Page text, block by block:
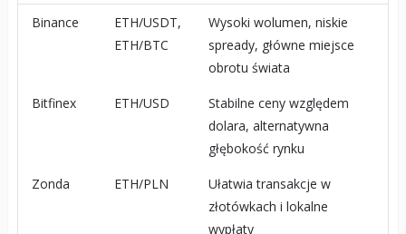
Binance
ETH/USDT,
ETH/BTC
Wysoki wolumen, niskie
spready, główne miejsce
obrotu świata
Bitfinex ETH/USD
Stabilne ceny względem
dolara, alternatywna
głębokość rynku
Zonda ETH/PLN
Ułatwia transakcje w
złotówkach i lokalne
wypłaty